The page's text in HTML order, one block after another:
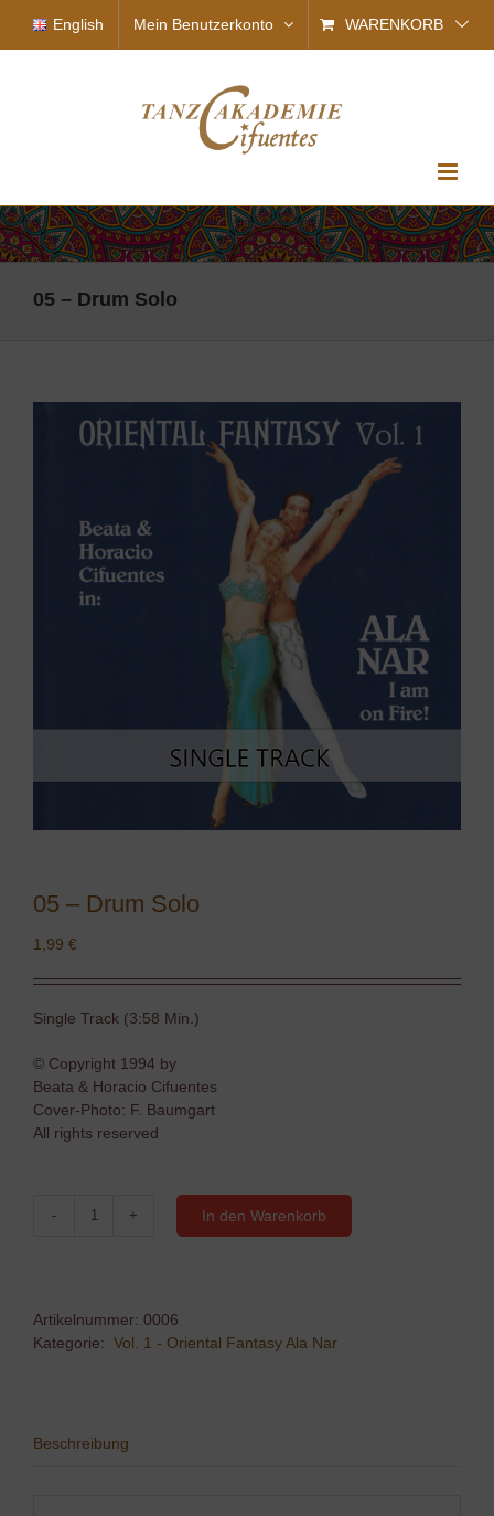
Inhalt
English Mein Benutzerkonto WARENKORB
05 – Drum Solo
05 – Drum Solo
1,99 €
Single Track (3:58 Min.)
© Copyright 1994 by
Beata & Horacio Cifuentes
Cover-Photo: F. Baumgart
All rights reserved
05
Menge
In den Warenkorb
Artikelnummer: 0006
Kategorie: Vol. 1 - Oriental Fantasy Ala Nar
Beschreibung